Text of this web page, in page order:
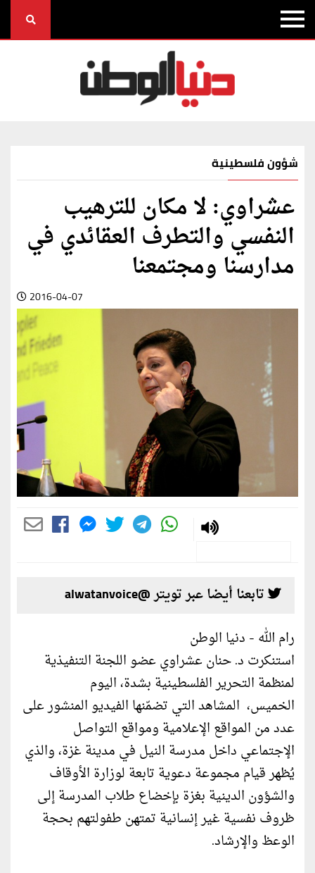
شؤون فلسطينية
عشراوي: لا مكان للترهيب
النفسي والتطرف العقائدي في
مدارسنا ومجتمعنا
2016-04-07
تابعنا أيضا عبر تويتر @alwatanvoice
رام الله - دنيا الوطن
استنكرت د. حنان عشراوي عضو اللجنة التنفيذية
لمنظمة التحرير الفلسطينية بشدة، اليوم
الخميس، المشاهد التي تضمّنها الفيديو المنشور على
عدد من المواقع الإعلامية ومواقع التواصل
الإجتماعي داخل مدرسة النيل في مدينة غزة، والذي
يُظهر قيام مجموعة دعوية تابعة لوزارة الأوقاف
والشؤون الدينية بغزة بإخضاع طلاب المدرسة إلى
ظروف نفسية غير إنسانية تمتهن طفولتهم بحجة
الوعظ والإرشاد.